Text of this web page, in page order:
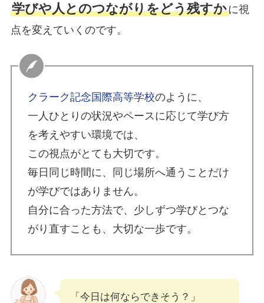
学びや人とのつながりをどう残すかに視
点を変えていくのです。
クラーク記念国際高等学校のように、
一人ひとりの状況やペースに応じて学び方
を考えやすい環境では、
この視点がとても大切です。
毎日同じ時間に、同じ場所へ通うことだけ
が学びではありません。
自分に合った方法で、少しずつ学びとつな
がり直すことも、大切な一歩です。
「今日は何ならできそう？」